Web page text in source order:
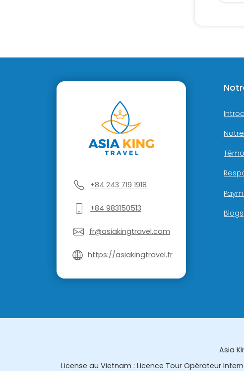
+84 243 719 1918
+84 983150513
fr@asiakingtravel.com
https://asiakingtravel.fr
Blogs
Asia
License au Vietnam : Licence Tour Opérateur